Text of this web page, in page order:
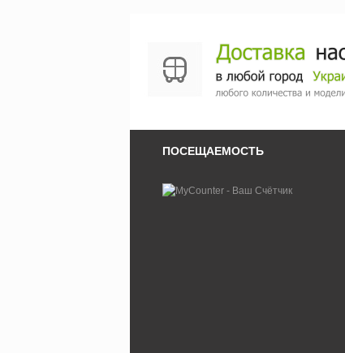
ПОСЕЩАЕМОСТЬ